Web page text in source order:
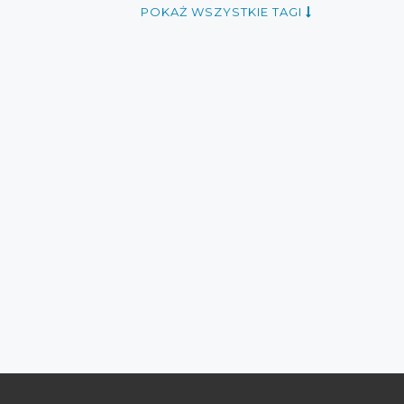
promocje luty 2016 przeceny luty
POKAŻ WSZYSTKIE TAGI